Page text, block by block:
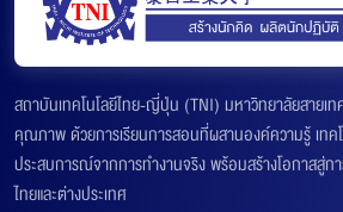
สถาบันเทคโนโลยีไทย-ญี่ปุ่น (TNI) มหาวิทยาลัยสาย
คุณภาพ ด้วยการเรียนการสอนที่ผสานองค์ความรู้ เทค
ประสบการณ์จากการทำงานจริง พร้อมสร้างโอกาสสู่ก
ไทยและต่างประเทศ